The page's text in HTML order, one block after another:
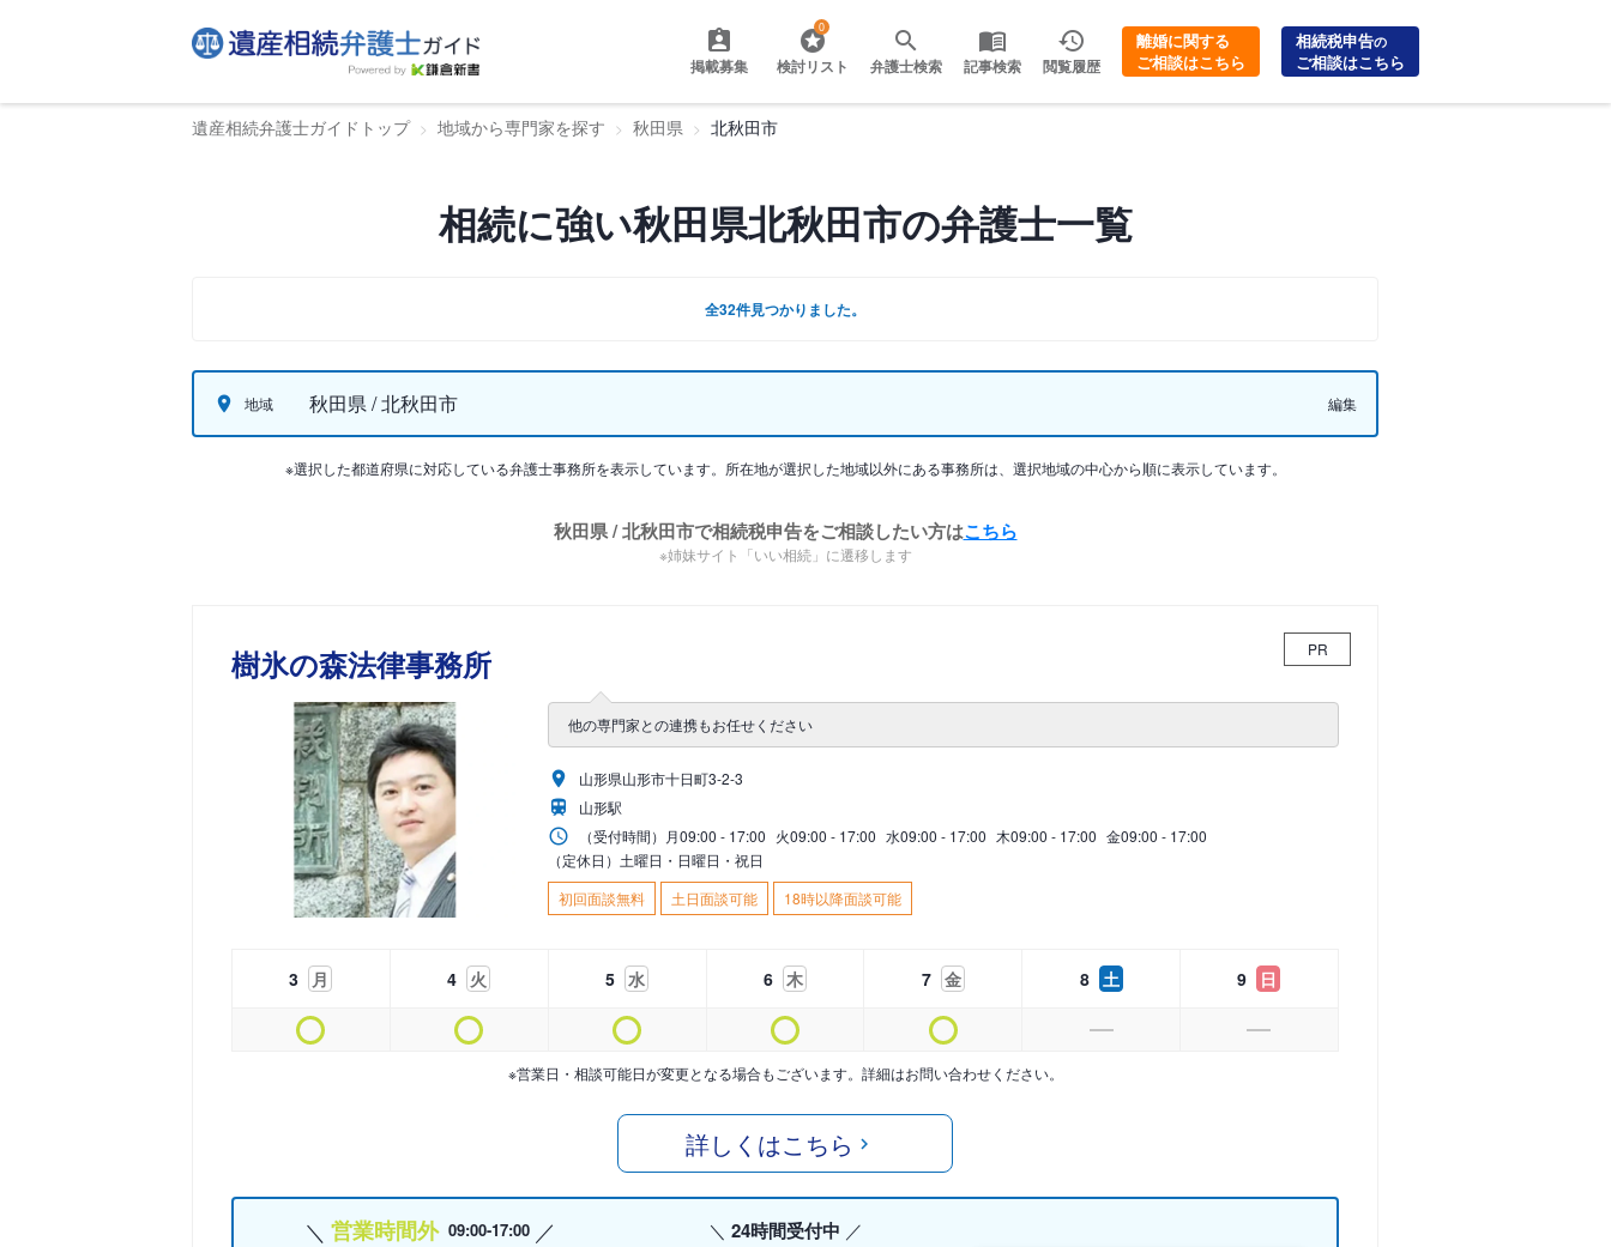
掲載募集
0
検討リスト 弁護士検索 記事検索 閲覧履歴
離婚に関する
ご相談はこちら
相続税申告の
ご相談はこちら
遺産相続弁護士ガイドトップ 地域から専門家を探す 秋田県 北秋田市
相続に強い秋田県北秋田市の弁護士一覧
全32件見つかりました。
地域 秋田県 / 北秋田市 編集
※選択した都道府県に対応している弁護士事務所を表示しています。所在地が選択した地域以外にある事務所は、選択地域の中心から順に表示しています。
秋田県 / 北秋田市で相続税申告をご相談したい方はこちら
※姉妹サイト「いい相続」に遷移します
樹氷の森法律事務所 PR
他の専門家との連携もお任せください
山形県山形市十日町3-2-3
山形駅
（受付時間） 月09:00 - 17:00 火09:00 - 17:00 水09:00 - 17:00 木09:00 - 17:00 金09:00 - 17:00
（定休日）土曜日・日曜日・祝日
初回面談無料
土日面談可能 18時以降面談可能
3 月 4 火 5 水 6 木 7 金 8 土 9 日
※営業日・相談可能日が変更となる場合もございます。詳細はお問い合わせください。
詳しくはこちら
営業時間外 09:00-17:00 24時間受付中